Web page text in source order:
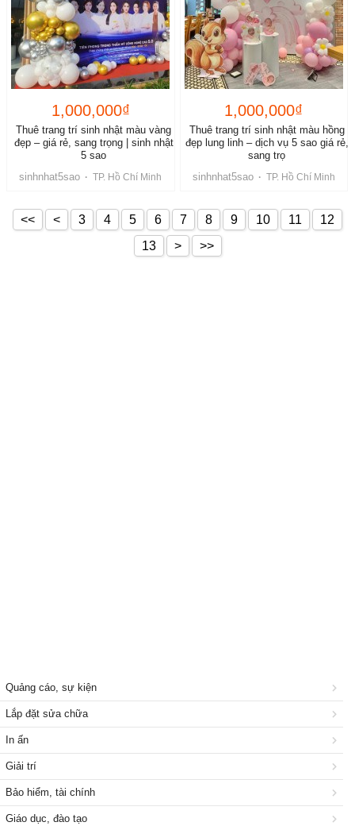
1,000,000₫
Thuê trang trí sinh nhật màu vàng
đẹp – giá rẻ, sang trọng | sinh nhật
5 sao
sinhnhat5sao · TP. Hồ Chí Minh
1,000,000₫
Thuê trang trí sinh nhật màu hồng
đẹp lung linh – dịch vụ 5 sao giá rẻ,
sang trọ
sinhnhat5sao · TP. Hồ Chí Minh
<< < 3 4 5 6 7 8 9 10 11
12
13
> >>
Quảng cáo, sự kiện
Lắp đặt sửa chữa
In ấn
Giải trí
Bảo hiểm, tài chính
Giáo dục, đào tạo